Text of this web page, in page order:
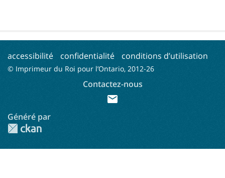
accessibilité confidentialité conditions d’utilisation
© Imprimeur du Roi pour l’Ontario, 2012-26
Contactez-nous
mail
Généré par